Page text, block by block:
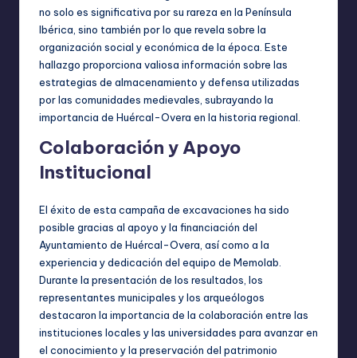
no solo es significativa por su rareza en la Península
Ibérica, sino también por lo que revela sobre la
organización social y económica de la época. Este
hallazgo proporciona valiosa información sobre las
estrategias de almacenamiento y defensa utilizadas
por las comunidades medievales, subrayando la
importancia de Huércal-Overa en la historia regional.
Colaboración y Apoyo
Institucional
El éxito de esta campaña de excavaciones ha sido
posible gracias al apoyo y la financiación del
Ayuntamiento de Huércal-Overa, así como a la
experiencia y dedicación del equipo de Memolab.
Durante la presentación de los resultados, los
representantes municipales y los arqueólogos
destacaron la importancia de la colaboración entre las
instituciones locales y las universidades para avanzar en
el conocimiento y la preservación del patrimonio